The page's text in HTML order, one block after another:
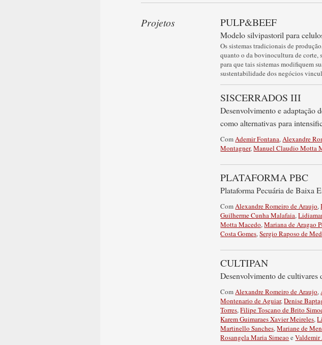
Projetos PULP&BEEF
Modelo silvipastoril para
Os sistemas tradicionais de
quanto o da bovinocultura de corte,
para que tais sistemas modifiquem
sustentabilidade dos negócios
SISCERRADOS III
Desenvolvimento e adaptação
como alternativas para
ComAdemir Fontana,Alexandre
Montagner,Manuel Claudio Motta
PLATAFORMA PBC
Plataforma Pecuária de Baixa
ComAlexandre Romeiro de Araujo,
Guilherme Cunha Malafaia,
Motta Macedo,Mariana de Aragao
Costa Gomes,Sergio Raposo de
CULTIPAN
Desenvolvimento de cultivares
ComAlexandre Romeiro de Araujo,
Montenario de Aguiar,Denise
Torres,Filipe Toscano de Brito
Karem Guimaraes Xavier Meireles,
Martinello Sanches,Mariane de
Rosangela Maria Simeao e